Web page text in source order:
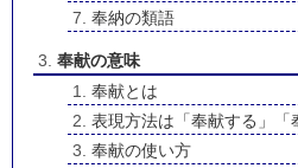
奉納の類語
奉献の意味
奉献とは
表現方法は「奉献する」「
奉献の使い方